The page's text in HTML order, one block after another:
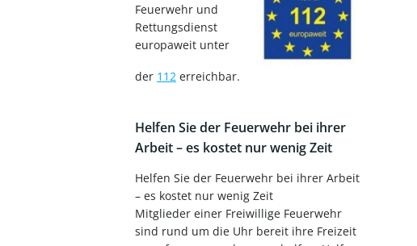
Feuerwehr und
Rettungsdienst
europaweit unter
der 112 erreichbar.
Helfen Sie der Feuerwehr bei ihrer
Arbeit – es kostet nur wenig Zeit
Helfen Sie der Feuerwehr bei ihrer Arbeit
– es kostet nur wenig Zeit
Mitglieder einer Freiwillige Feuerwehr
sind rund um die Uhr bereit ihre Freizeit